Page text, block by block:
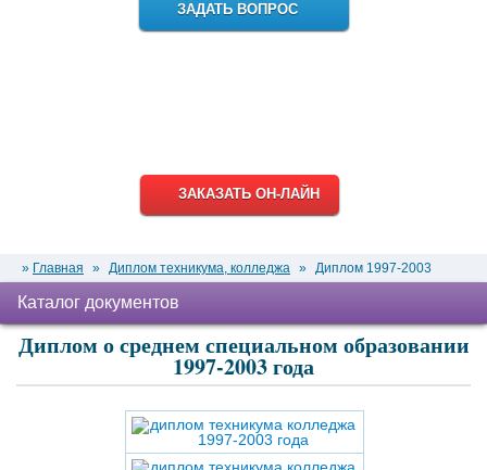
ЗАДАТЬ ВОПРОС
ЗАКАЗАТЬ ОН-ЛАЙН
» Главная » Диплом техникума, колледжа » Диплом 1997-2003
Каталог документов
Диплом о среднем специальном образовании
1997-2003 года